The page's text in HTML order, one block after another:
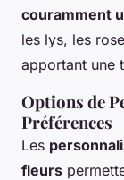
couramment
les lys, les
apportant une
Options de
Préférences
Les
fleurs